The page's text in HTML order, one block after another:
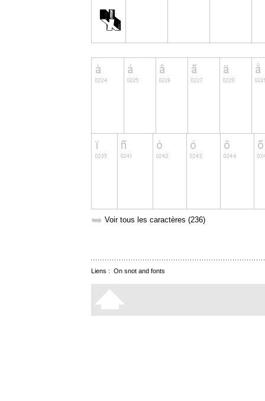
➥ Voir tous les caractères (236)
Liens : On snot and fonts